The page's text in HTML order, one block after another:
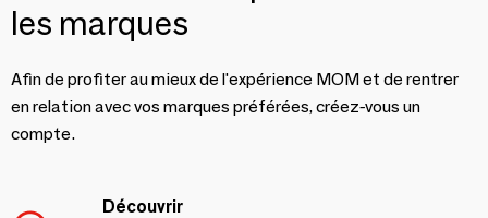
les marques
Afin de profiter au mieux de l'expérience MOM et de rentrer
en relation avec vos marques préférées, créez-vous un
compte.
Découvrir